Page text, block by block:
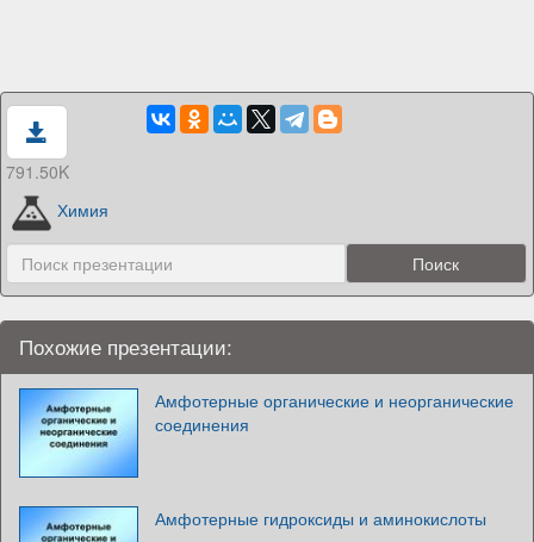
791.50K
Химия
Похожие презентации:
Амфотерные органические и неорганические
соединения
Амфотерные гидроксиды и аминокислоты